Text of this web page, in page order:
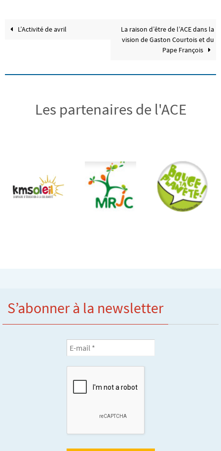
L’Activité de avril
La raison d’être de l’ACE dans la
vision de Gaston Courtois et du
Pape François
Les partenaires de l'ACE
S’abonner à la newsletter